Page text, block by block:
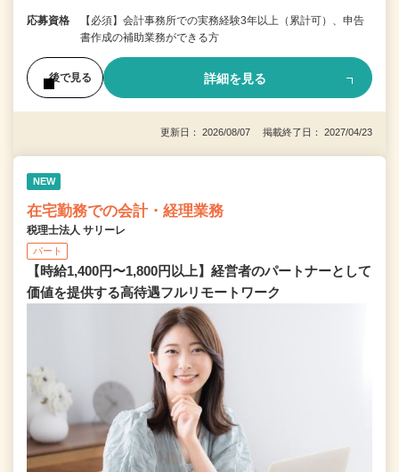
応募資格
【必須】会計事務所での実務経験3年以上（累計可）、申告
書作成の補助業務ができる方
後で見る 詳細を見る
更新日： 2026/08/07 掲載終了日： 2027/04/23
NEW
在宅勤務での会計・経理業務
税理士法人 サリーレ
パート
【時給1,400円〜1,800円以上】経営者のパートナーとして
価値を提供する⾼待遇フルリモートワーク